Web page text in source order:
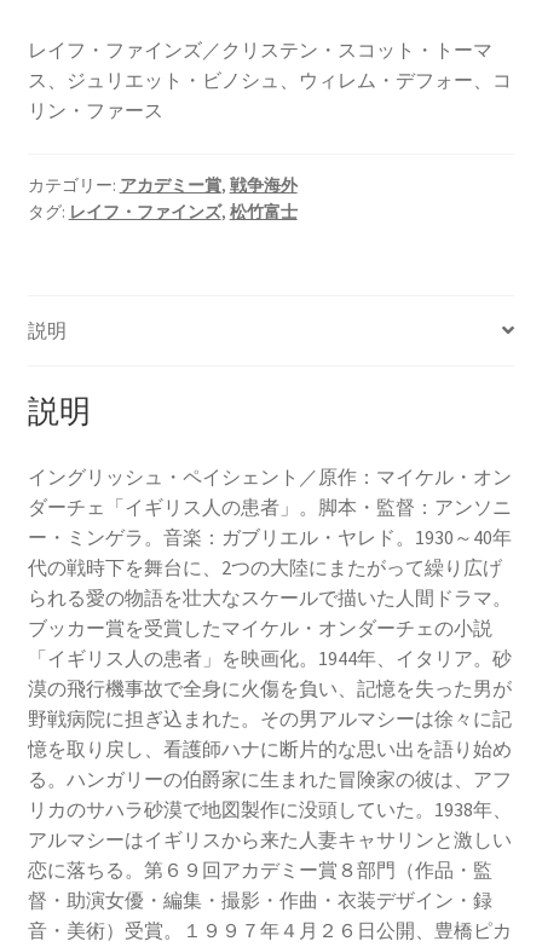
レイフ・ファインズ／クリステン・スコット・トーマ
ス、ジュリエット・ビノシュ、ウィレム・デフォー、コ
リン・ファース
カテゴリー: アカデミー賞, 戦争海外
タグ: レイフ・ファインズ, 松竹富士
説明
説明
イングリッシュ・ペイシェント／原作：マイケル・オン
ダーチェ「イギリス人の患者」。脚本・監督：アンソニ
ー・ミンゲラ。音楽：ガブリエル・ヤレド。1930～40年
代の戦時下を舞台に、2つの大陸にまたがって繰り広げ
られる愛の物語を壮大なスケールで描いた人間ドラマ。
ブッカー賞を受賞したマイケル・オンダーチェの小説
「イギリス人の患者」を映画化。1944年、イタリア。砂
漠の飛行機事故で全身に火傷を負い、記憶を失った男が
野戦病院に担ぎ込まれた。その男アルマシーは徐々に記
憶を取り戻し、看護師ハナに断片的な思い出を語り始め
る。ハンガリーの伯爵家に生まれた冒険家の彼は、アフ
リカのサハラ砂漠で地図製作に没頭していた。1938年、
アルマシーはイギリスから来た人妻キャサリンと激しい
恋に落ちる。第６９回アカデミー賞８部門（作品・監
督・助演女優・編集・撮影・作曲・衣装デザイン・録
音・美術）受賞。１９９７年４月２６日公開、豊橋ピカ